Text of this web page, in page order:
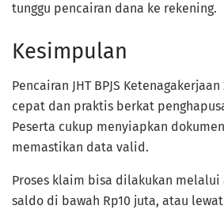
tunggu pencairan dana ke rekening.
Kesimpulan
Pencairan JHT BPJS
cepat dan praktis berkat
Peserta cukup menyiapkan
memastikan data valid.
Proses klaim bisa dilakukan melalui
saldo di bawah Rp10 juta, atau